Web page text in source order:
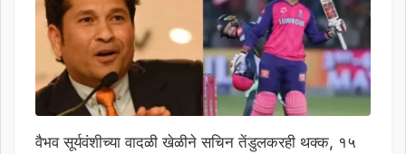
वैभव सूर्यवंशीच्या वादळी खेळीने सचिन तेंडुलकरही थक्क, १५